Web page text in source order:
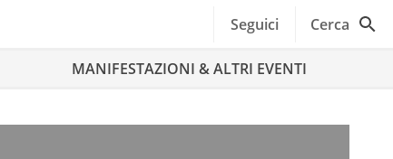
Seguici Cerca
MANIFESTAZIONI & ALTRI EVENTI